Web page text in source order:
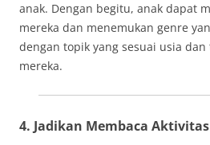
anak. Dengan begitu, anak dapat
mereka dan menemukan genre
dengan topik yang sesuai usia
mereka.
4. Jadikan Membaca